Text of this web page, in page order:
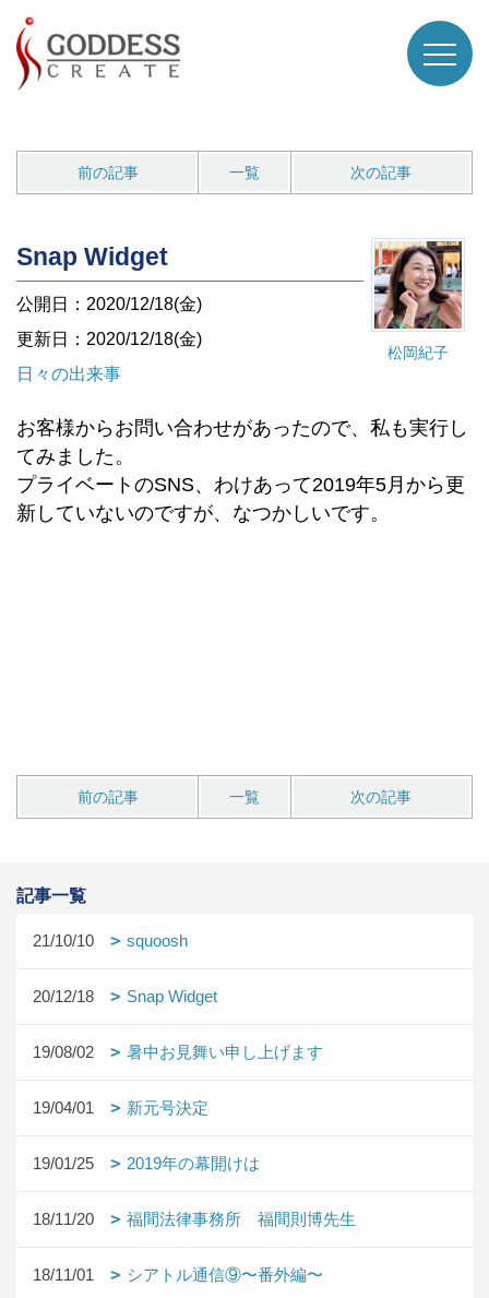
前の記事 一覧 次の記事
松岡紀子
Snap Widget
公開日：2020/12/18(金)
更新日：2020/12/18(金)
日々の出来事
お客様からお問い合わせがあったので、私も実行し
てみました。
プライベートのSNS、わけあって2019年5月から更
新していないのですが、なつかしいです。
前の記事 一覧 次の記事
記事一覧
21/10/10 squoosh
20/12/18 Snap Widget
19/08/02 暑中お見舞い申し上げます
19/04/01 新元号決定
19/01/25 2019年の幕開けは
18/11/20 福間法律事務所 福間則博先生
18/11/01 シアトル通信⑨〜番外編〜